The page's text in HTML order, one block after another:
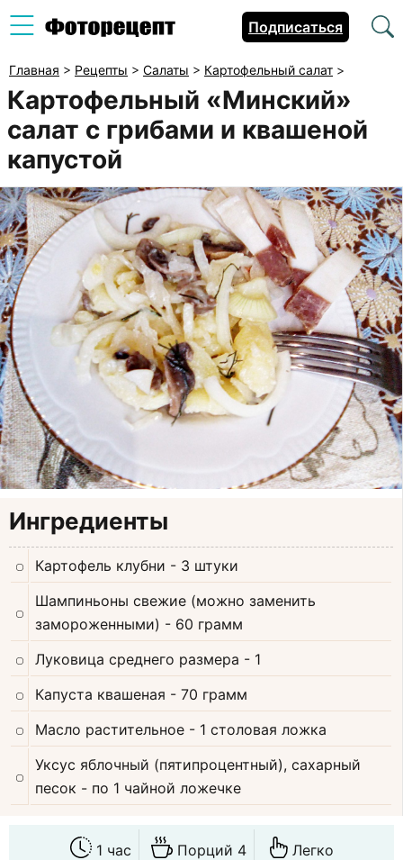
Подписаться
Главная > Рецепты > Салаты > Картофельный салат >
Картофельный «Минский»
салат с грибами и квашеной
капустой
Ингредиенты
Картофель клубни - 3 штуки
Шампиньоны свежие (можно заменить
замороженными) - 60 грамм
Луковица среднего размера - 1
Капуста квашеная - 70 грамм
Масло растительное - 1 столовая ложка
Уксус яблочный (пятипроцентный), сахарный
песок - по 1 чайной ложечке
1 час Порций 4 Легко